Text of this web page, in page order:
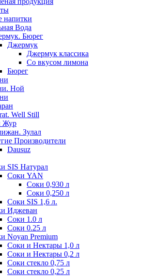
напитки
Вода
Бюрег
Джермук
Джермук классика
Со вкусом лимона
Бюрег
Ной
Well Still
Жур
Зулал
Производители
Dausuz
SIS Натурал
Соки YAN
Соки 0,930 л
Соки 0,250 л
Соки SIS 1,6 л.
Иджеван
Соки 1.0 л
Соки 0.25 л
Noyan Premium
Соки и Нектары 1,0 л
Соки и Нектары 0,2 л
Соки стекло 0,75 л
Соки стекло 0,25 л